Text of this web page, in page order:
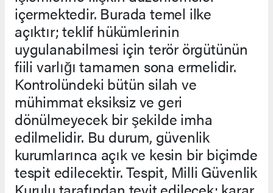
içermektedir. Burada temel ilke
açıktır; teklif hükümlerinin
uygulanabilmesi için terör örgütünün
fiili varlığı tamamen sona ermelidir.
Kontrolündeki bütün silah ve
mühimmat eksiksiz ve geri
dönülmeyecek bir şekilde imha
edilmelidir. Bu durum, güvenlik
kurumlarınca açık ve kesin bir biçimde
tespit edilecektir. Tespit, Milli Güvenlik